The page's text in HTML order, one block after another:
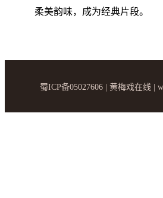
柔美韵味，成为经典片段。
蜀ICP备05027606 | 黄梅戏在线 |